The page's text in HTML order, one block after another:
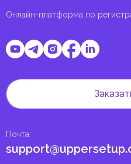
Онлайн-платформа по
Почта: